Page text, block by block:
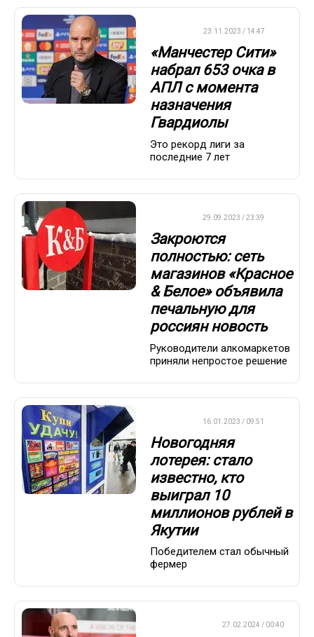
23.11.2023 / 14:47
«Манчестер Сити»
набрал 653 очка в
АПЛ с момента
назначения
Гвардиолы
Это рекорд лиги за
последние 7 лет
29.09.2023 / 23:39
Закроются
полностью: сеть
магазинов «Красное
& Белое» объявила
печальную для
россиян новость
Руководители алкомаркетов
приняли непростое решение
16.01.2023 / 09:51
Новогодняя
лотерея: стало
известно, кто
выиграл 10
миллионов рублей в
Якутии
Победителем стал обычный
фермер
27.02.2024 / 00:40